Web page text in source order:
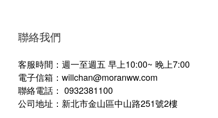
聯絡我們
客服時間：週一至週五 早上10:00~ 晚上7:00
電子信箱：willchan@moranww.com
聯絡電話： 0932381100
公司地址：新北市金山區中山路251號2樓